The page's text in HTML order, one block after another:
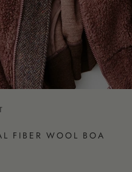
FIBER WOOL BOA